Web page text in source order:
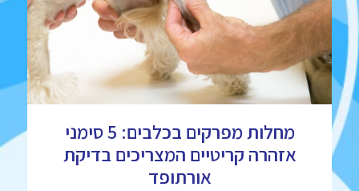
מחלות מפרקים בכלבים: 5 סימני
אזהרה קריטיים המצריכים בדיקת
אורתופד